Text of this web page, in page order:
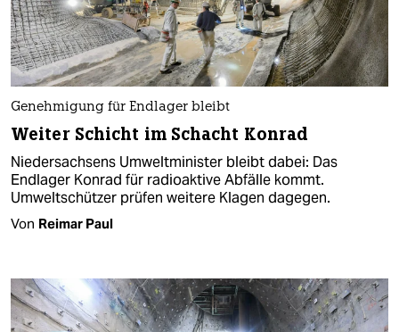
Genehmigung für Endlager bleibt
Weiter Schicht im Schacht Konrad
Niedersachsens Umweltminister bleibt dabei: Das
Endlager Konrad für radioaktive Abfälle kommt.
Umweltschützer prüfen weitere Klagen dagegen.
Von Reimar Paul